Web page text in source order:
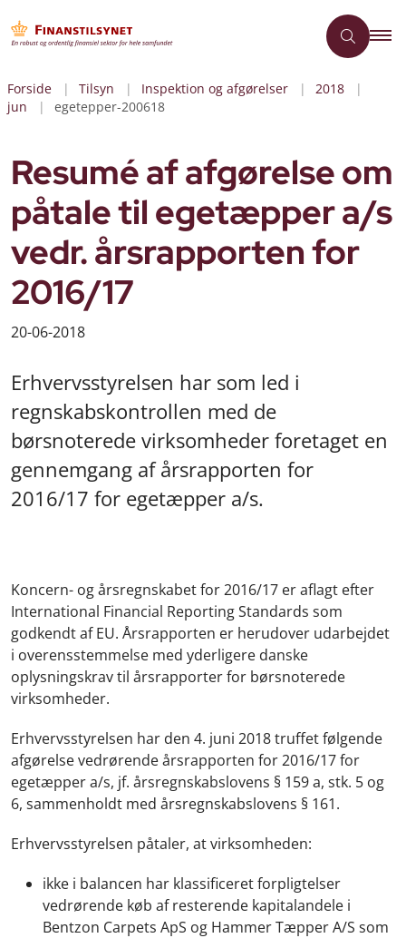
Forside Tilsyn Inspektion og afgørelser
2018
jun
egetepper-200618
Resumé af afgørelse om
påtale til egetæpper a/s
vedr. årsrapporten for
2016/17
20-06-2018
Erhvervsstyrelsen har som led i
regnskabskontrollen med de
børsnoterede virksomheder foretaget en
gennemgang af årsrapporten for
2016/17 for egetæpper a/s.
Koncern- og årsregnskabet for 2016/17 er aflagt efter
International Financial Reporting Standards som
godkendt af EU. Årsrapporten er herudover udarbejdet
i overensstemmelse med yderligere danske
oplysningskrav til årsrapporter for børsnoterede
virksomheder.
Erhvervsstyrelsen har den 4. juni 2018 truffet følgende
afgørelse vedrørende årsrapporten for 2016/17 for
egetæpper a/s, jf. årsregnskabslovens § 159 a, stk. 5 og
6, sammenholdt med årsregnskabslovens § 161.
Erhvervsstyrelsen påtaler, at virksomheden:
ikke i balancen har klassificeret forpligtelser
vedrørende køb af resterende kapitalandele i
Bentzon Carpets ApS og Hammer Tæpper A/S som